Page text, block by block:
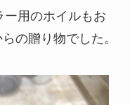
ー用のホイルもお
の贈り物でした。